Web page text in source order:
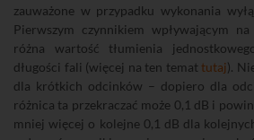
zauważone w przypadku wykonania
Pierwszym czynnikiem wpływającym
różna wartość tłumienia
długości fali (więcej na ten temattutaj).
dla krótkich odcinków – dopiero dla
różnica ta przekraczać może 0,1 dB i
mniej więcej o kolejne 0,1 dB dla